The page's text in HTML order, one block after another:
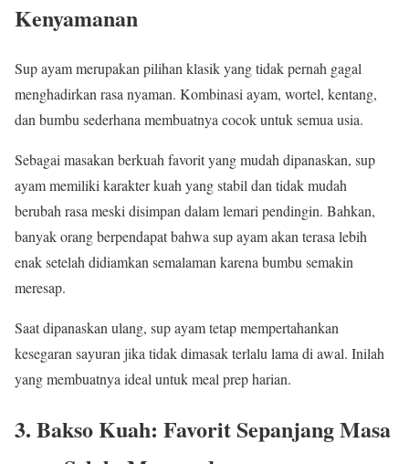
Kenyamanan
Sup ayam merupakan pilihan klasik yang tidak pernah gagal
menghadirkan rasa nyaman. Kombinasi ayam, wortel, kentang,
dan bumbu sederhana membuatnya cocok untuk semua usia.
Sebagai masakan berkuah favorit yang mudah dipanaskan, sup
ayam memiliki karakter kuah yang stabil dan tidak mudah
berubah rasa meski disimpan dalam lemari pendingin. Bahkan,
banyak orang berpendapat bahwa sup ayam akan terasa lebih
enak setelah didiamkan semalaman karena bumbu semakin
meresap.
Saat dipanaskan ulang, sup ayam tetap mempertahankan
kesegaran sayuran jika tidak dimasak terlalu lama di awal. Inilah
yang membuatnya ideal untuk meal prep harian.
3. Bakso Kuah: Favorit Sepanjang Masa